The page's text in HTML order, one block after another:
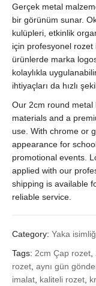
quantity
Gerçek metal
bir görünüm sunar.
kulüpleri, etkinlik
için profesyonel rozet
ürünlerde marka
kolaylıkla
ihtiyaçları da hızlı
Our 2cm round
materials and a
use. With chrome or
appearance for
promotional events.
applied with our
shipping is available
reliable service.
Category: Yaka
Tags: 2cm Çap rozet
rozet aynı gün
imalat kaliteli rozet